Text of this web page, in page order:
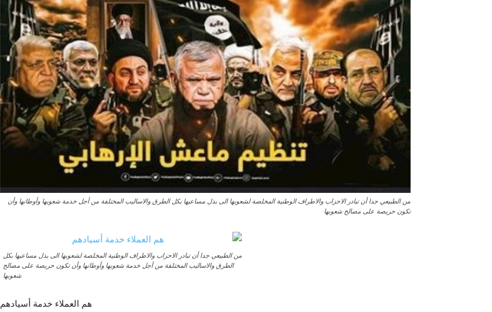
من الطبيعي جدا أن تبادر الاحزاب والاطراف الوطنية المخلصة لشعوبها الى بذل مساعيها بکل الطرق والاساليب المختلفة من أجل خدمة شعوبها وأوطانها وأن
تکون حريصة على مصالح شعوبها
من الطبيعي جدا أن تبادر الاحزاب والاطراف الوطنية المخلصة لشعوبها الى بذل مساعيها بکل
الطرق والاساليب المختلفة من أجل خدمة شعوبها وأوطانها وأن تکون حريصة على مصالح
شعوبها
هم العملاء خدمة أسيادهم